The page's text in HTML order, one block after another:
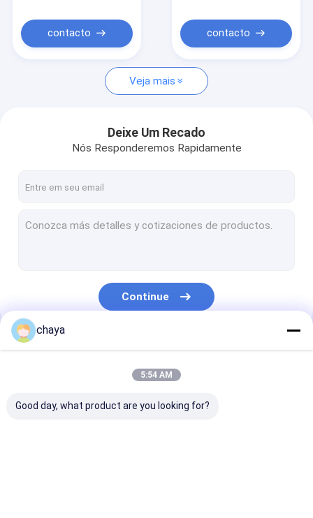
Casos
varredor handheld do ultra-som
Scanner de ultrassom veterinário
Equipamento de proteção pessoal do PPE
Otoscope video de Digitas
micro pena do derma
contacto
Handheld de 3,5
polegadas
contacto
Veja mais
Deixe Um Recado
Nós Responderemos Rapidamente
Continue
Nossas Categorias
chaya
5:54 AM
Good day, what product are you looking for?